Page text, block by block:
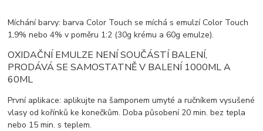
Míchání barvy: barva Color Touch se míchá s emulzí Color Touch
1,9% nebo 4% v poměru 1:2 (30g krému a 60g emulze).
OXIDAČNÍ EMULZE NENÍ SOUČÁSTÍ BALENÍ,
PRODÁVÁ SE SAMOSTATNĚ V BALENÍ 1000ML A
60ML
První aplikace: aplikujte na šamponem umyté a ručníkem vysušené
vlasy od kořínků ke konečkům. Doba působení 20 min. bez tepla
nebo 15 min. s teplem.